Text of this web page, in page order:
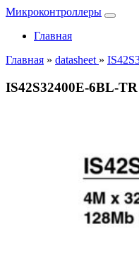
Микроконтроллеры
Главная
Главная » datasheet »
IS42S32400E-6BL-TR